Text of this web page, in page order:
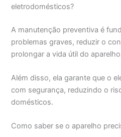
eletrodomésticos?
A manutenção preventiva é
problemas graves, reduzir o
prolongar a vida útil do
Além disso, ela garante que o
com segurança, reduzindo o
domésticos.
Como saber se o aparelho